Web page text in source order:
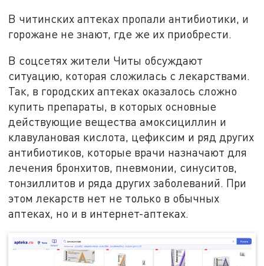
В читинских аптеках пропали антибиотики, и
горожане не знают, где же их приобрести.
В соцсетях жители Читы обсуждают
ситуацию, которая сложилась с лекарствами.
Так, в городских аптеках оказалось сложно
купить препараты, в которых основные
действующие вещества амоксициллин и
клавулановая кислота, цефиксим и ряд других
антибиотиков, которые врачи назначают для
лечения бронхитов, пневмонии, синуситов,
тонзиллитов и ряда других заболеваний. При
этом лекарств нет не только в обычных
аптеках, но и в интернет-аптеках.